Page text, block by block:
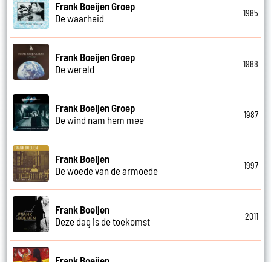
Frank Boeijen Groep
De waarheid
1985
Frank Boeijen Groep
De wereld
1988
Frank Boeijen Groep
De wind nam hem mee
1987
Frank Boeijen
De woede van de armoede
1997
Frank Boeijen
Deze dag is de toekomst
2011